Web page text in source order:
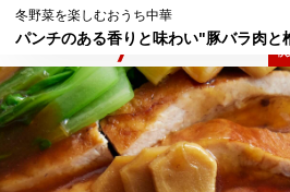
冬野菜を楽しむおうち中華